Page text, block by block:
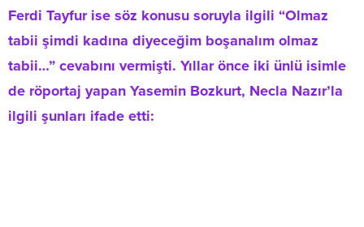
Ferdi Tayfur ise söz konusu soruyla ilgili “Olmaz
tabii şimdi kadına diyeceğim boşanalım olmaz
tabii…” cevabını vermişti. Yıllar önce iki ünlü isimle
de röportaj yapan Yasemin Bozkurt, Necla Nazır’la
ilgili şunları ifade etti: